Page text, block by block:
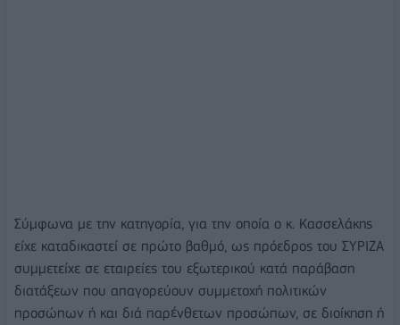
Σύμφωνα με την κατηγορία, για την οποία ο κ. Κασσελάκης
είχε καταδικαστεί σε πρώτο βαθμό, ως πρόεδρος του ΣΥΡΙΖΑ
συμμετείχε σε εταιρείες του εξωτερικού κατά παράβαση
διατάξεων που απαγορεύουν συμμετοχή πολιτικών
προσώπων ή και διά παρένθετων προσώπων, σε διοίκηση ή